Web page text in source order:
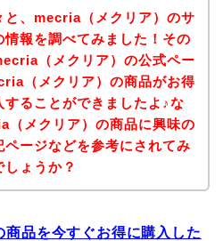
と、mecria（メクリア）のサ
情報を調べてみました！その
（メクリア）の公式ペー
（メクリア）の商品がお得
することができましたよ♪な
（メクリア）の商品に興味の
ページなどを参考にされてみ
ょうか？
品を今すぐお得に購入した